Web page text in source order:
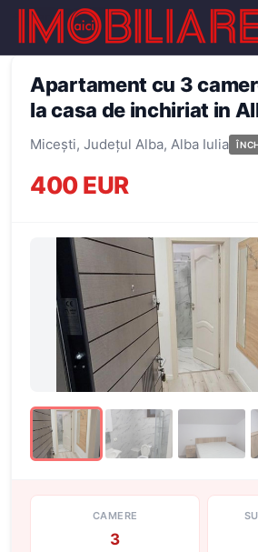
← Înapoi la oferte
Apartament cu 3
la casa de inchiriat in
Micești, Județul Alba, Alba Iulia
400 EUR
CAMERE
3